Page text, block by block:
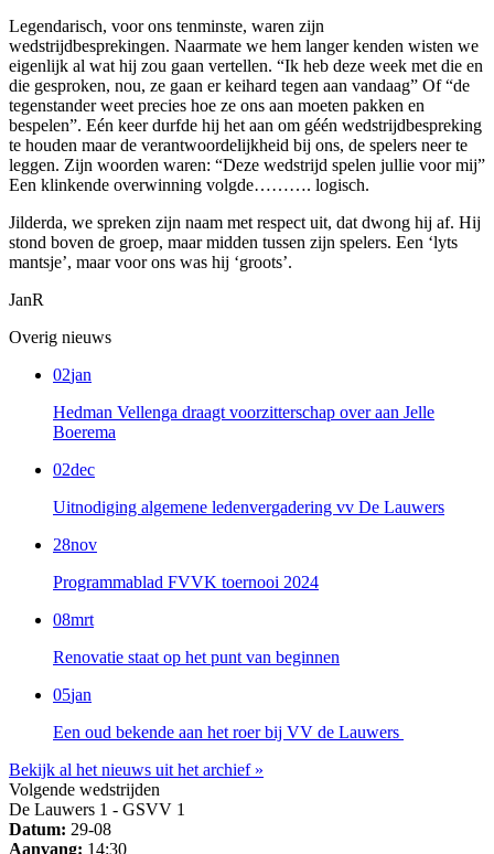
Legendarisch, voor ons tenminste, waren zijn
wedstrijdbesprekingen. Naarmate we hem langer kenden wisten we
eigenlijk al wat hij zou gaan vertellen. “Ik heb deze week met die en
die gesproken, nou, ze gaan er keihard tegen aan vandaag” Of “de
tegenstander weet precies hoe ze ons aan moeten pakken en
bespelen”. Eén keer durfde hij het aan om géén wedstrijdbespreking
te houden maar de verantwoordelijkheid bij ons, de spelers neer te
leggen. Zijn woorden waren: “Deze wedstrijd spelen jullie voor mij”
Een klinkende overwinning volgde………. logisch.
Jilderda, we spreken zijn naam met respect uit, dat dwong hij af. Hij
stond boven de groep, maar midden tussen zijn spelers. Een ‘lyts
mantsje’, maar voor ons was hij ‘groots’.
JanR
Overig nieuws
02jan
Hedman Vellenga draagt voorzitterschap over aan Jelle
Boerema
02dec
Uitnodiging algemene ledenvergadering vv De Lauwers
28nov
Programmablad FVVK toernooi 2024
08mrt
Renovatie staat op het punt van beginnen
05jan
Een oud bekende aan het roer bij VV de Lauwers
Bekijk al het nieuws uit het archief »
Volgende wedstrijden
De Lauwers 1 - GSVV 1
Datum: 29-08
Aanvang: 14:30